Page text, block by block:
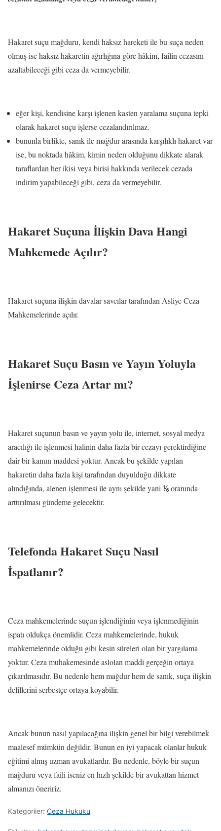
Hakaret suçu mağduru, kendi haksız hareketi ile bu suça neden
olmuş ise haksız hakaretin ağırlığına göre hâkim, failin cezasını
azaltabileceği gibi ceza da vermeyebilir.
eğer kişi, kendisine karşı işlenen kasten yaralama suçuna tepki
olarak hakaret suçu işlerse cezalandırılmaz.
bununla birlikte, sanık ile mağdur arasında karşılıklı hakaret var
ise, bu noktada hâkim, kimin neden olduğunu dikkate alarak
taraflardan her ikisi veya birisi hakkında verilecek cezada
indirim yapabileceği gibi, ceza da vermeyebilir.
Hakaret Suçuna İlişkin Dava Hangi
Mahkemede Açılır?
Hakaret suçuna ilişkin davalar savcılar tarafından Asliye Ceza
Mahkemelerinde açılır.
Hakaret Suçu Basın ve Yayın Yoluyla
İşlenirse Ceza Artar mı?
Hakaret suçunun basın ve yayın yolu ile, internet, sosyal medya
aracılığı ile işlenmesi halinin daha fazla bir cezayı gerektirdiğine
dair bir kanun maddesi yoktur. Ancak bu şekilde yapılan
hakaretin daha fazla kişi tarafından duyulduğu dikkate
alındığında, alenen işlenmesi ile aynı şekilde yani ⅙ oranında
arttırılması gündeme gelecektir.
Telefonda Hakaret Suçu Nasıl
İspatlanır?
Ceza mahkemelerinde suçun işlendiğinin veya işlenmediğinin
ispatı oldukça önemlidir. Ceza mahkemelerinde, hukuk
mahkemelerinde olduğu gibi kesin süreleri olan bir yargılama
yoktur. Ceza muhakemesinde aslolan maddi gerçeğin ortaya
çıkarılmasıdır. Bu nedenle hem mağdur hem de sanık, suça ilişkin
delillerini serbestçe ortaya koyabilir.
Ancak bunun nasıl yapılacağına ilişkin genel bir bilgi verebilmek
maalesef mümkün değildir. Bunun en iyi yapacak olanlar hukuk
eğitimi almış uzman avukatlardır. Bu nedenle, böyle bir suçun
mağduru veya faili iseniz en hızlı şekilde bir avukattan hizmet
almanızı öneririz.
Kategoriler: Ceza Hukuku